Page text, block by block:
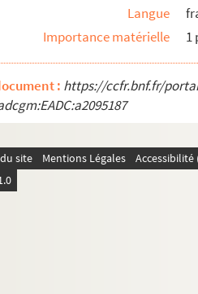
Langue
Importance matérielle
1
: https://ccfr.bnf.fr/
site Mentions Légales